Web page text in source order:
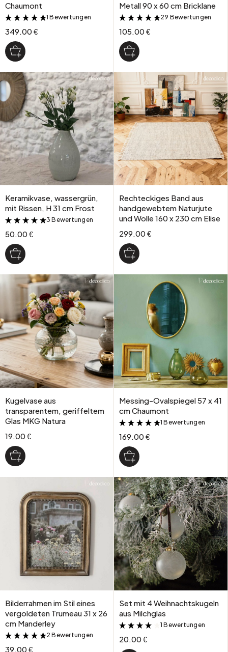
Chaumont
&
1 Bewertungen
349.00 €
Metall 90 x 60 cm Bricklane
&
29 Bewertungen
105.00 €
Keramikvase, wassergrün,
mit Rissen, H 31 cm Frost
&
3 Bewertungen
50.00 €
Rechteckiges Band aus
handgewebtem Naturjute
und Wolle 160 x 230 cm Elise
299.00 €
Kugelvase aus
transparentem, geriffeltem
Glas MKG Natura
19.00 €
Messing-Ovalspiegel 57 x 41
cm Chaumont
&
1 Bewertungen
169.00 €
Bilderrahmen im Stil eines
vergoldeten Trumeau 31 x 26
cm Manderley
&
2 Bewertungen
39.00 €
Set mit 4 Weihnachtskugeln
aus Milchglas
&
1 Bewertungen
20.00 €